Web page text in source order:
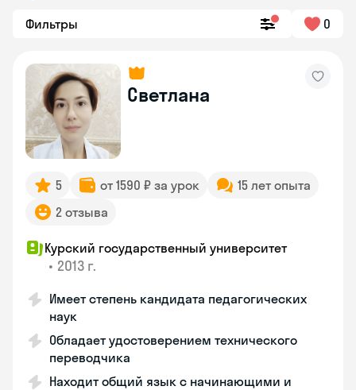
Фильтры 0
Светлана
5 от 1590 ₽ за урок
15 лет опыта
2 отзыва
Курский государственный университет
• 2013 г.
Имеет степень кандидата педагогических
наук
Обладает удостоверением технического
переводчика
Находит общий язык с начинающими и